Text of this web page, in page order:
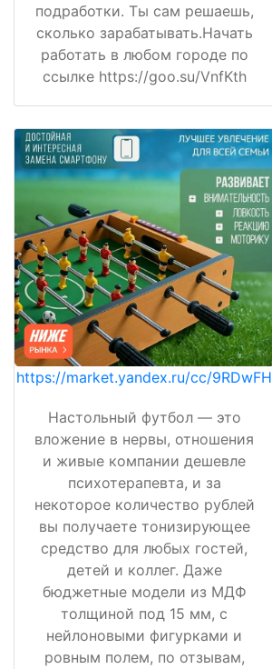
подработки. Ты сам решаешь,
сколько зарабатывать.Начать
работать в любом городе по
ссылке https://goo.su/VnfKth
https://market.yandex.ru/cc/9RDwFH
Настольный футбол — это
вложение в нервы, отношения
и живые компании дешевле
психотерапевта, и за
некоторое количество рублей
вы получаете тонизирующее
средство для любых гостей,
детей и коллег. Даже
бюджетные модели из МДФ
толщиной под 15 мм, с
нейлоновыми фигурками и
ровным полем, по отзывам,